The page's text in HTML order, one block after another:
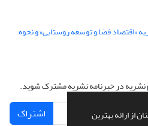
از ارائه بهترین
«اقتصاد فضا و توسعه روستایی» و نحوه
نشریه در خبرنامه نشریه مشترک شوید.
اشتراک